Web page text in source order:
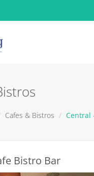
Cafes & Bistros Central
Bistro Bar